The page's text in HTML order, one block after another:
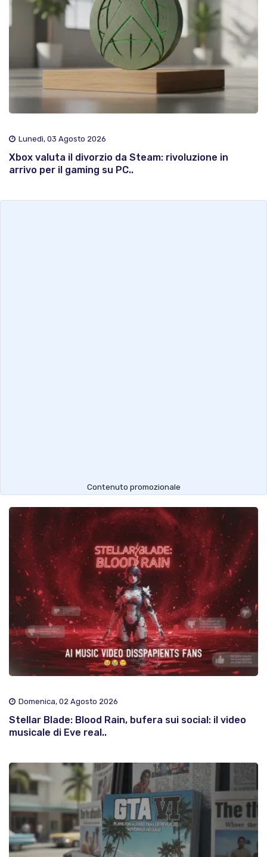
Lunedì, 03 Agosto 2026
Xbox valuta il divorzio da Steam: rivoluzione in
arrivo per il gaming su PC..
Contenuto promozionale
Domenica, 02 Agosto 2026
Stellar Blade: Blood Rain, bufera sui social: il video
musicale di Eve real..